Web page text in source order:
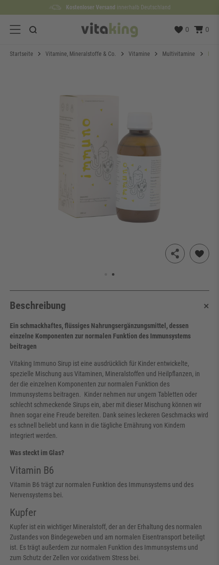
Kostenloser Versand innerhalb Deutschland
100 TageRückgaberecht
Lieferzeit etwa1 bis 3 Werktage
0 0
Startseite Vitamine, Mineralstoffe & Co. Vitamine Multivitamine
Beschreibung
Ein schmackhaftes, flüssiges Nahrungsergänzungsmittel, dessen
einzelne Komponenten zur normalen Funktion des Immunsystems
beitragen
Vitaking Immuno Sirup ist eine ausdrücklich für Kinder entwickelte,
spezielle Mischung aus Vitaminen, Mineralstoffen und Heilpflanzen, in
der die einzelnen Komponenten zur normalen Funktion des
Immunsystems beitragen. Kinder nehmen nur ungern Tabletten oder
schlecht schmeckende Sirups ein, aber mit dieser Mischung können wir
ihnen sogar eine Freude bereiten. Dank seines leckeren Geschmacks wird
es schnell beliebt und kann in die tägliche Ernährung von Kindern
integriert werden.
Was steckt im Glas?
Vitamin B6
Vitamin B6 trägt zur normalen Funktion des Immunsystems und des
Nervensystems bei.
Kupfer
Kupfer ist ein wichtiger Mineralstoff, der an der Erhaltung des normalen
Zustandes von Bindegeweben und am normalen Eisentransport beteiligt
ist. Es trägt außerdem zur normalen Funktion des Immunsystems und
zum Schutz der Zellen vor oxidativem Stress bei.